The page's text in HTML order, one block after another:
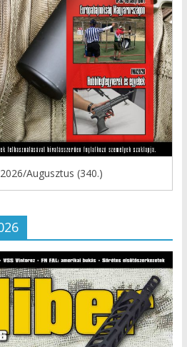
Augusztus (340.)